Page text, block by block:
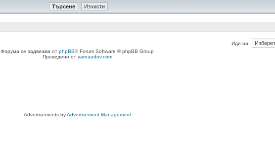
Иди на:
Форума се задвижва от phpBB® Forum Software © phpBB Group
Преведено от yarnaudov.com
Advertisements byAdvertisement Management